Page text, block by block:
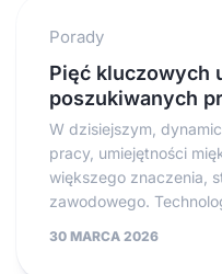
Porady
Pięć kluczowych
poszukiwanych
W dzisiejszym,
pracy, umiejętności
większego znaczenia,
zawodowego.
30 MARCA 2026